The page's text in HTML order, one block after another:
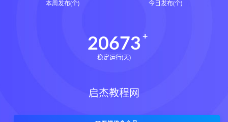
本周发布(个) 今日发布(个)
20673
稳定运行(天)
启杰教程网